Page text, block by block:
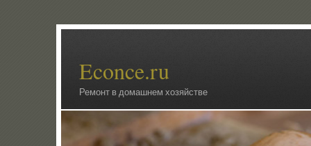
Econce.ru
Ремонт в домашнем хозяйстве